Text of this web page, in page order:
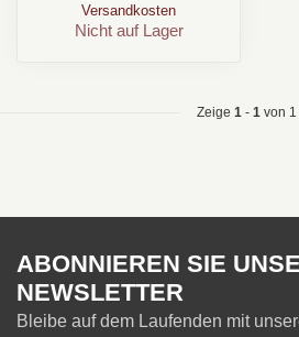
Versandkosten
Nicht auf Lager
Zeige 1 - 1 von 1
ABONNIEREN SIE
NEWSLETTER
Bleibe auf dem Laufenden mit